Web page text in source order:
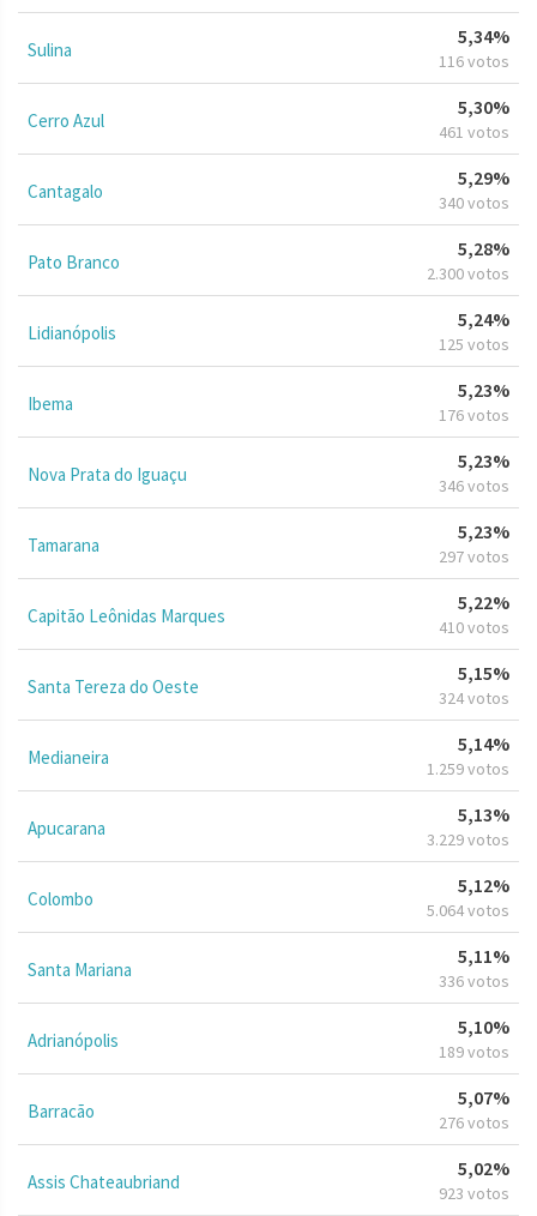
Sulina
5,34%
116 votos
Cerro Azul
5,30%
461 votos
Cantagalo
5,29%
340 votos
Pato Branco
5,28%
2.300 votos
Lidianópolis
5,24%
125 votos
Ibema
5,23%
176 votos
Nova Prata do Iguaçu
5,23%
346 votos
Tamarana
5,23%
297 votos
Capitão Leônidas Marques
5,22%
410 votos
Santa Tereza do Oeste
5,15%
324 votos
Medianeira
5,14%
1.259 votos
Apucarana
5,13%
3.229 votos
Colombo
5,12%
5.064 votos
Santa Mariana
5,11%
336 votos
Adrianópolis
5,10%
189 votos
Barracão
5,07%
276 votos
Assis Chateaubriand
5,02%
923 votos